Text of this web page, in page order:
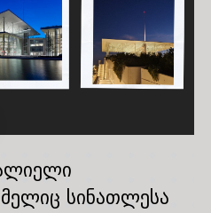
სინათლესა